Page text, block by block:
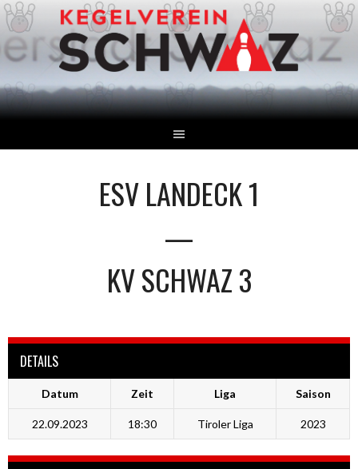
Springe
zum
Inhalt
ESV LANDECK 1
—
KV SCHWAZ 3
DETAILS
Datum Zeit Liga Saison
22.09.2023 18:30 Tiroler Liga 2023